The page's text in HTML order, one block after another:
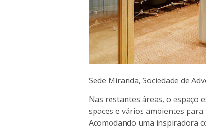
Sede Miranda, Sociedade de
Nas restantes áreas, o espaço
spaces e vários ambientes
Acomodando uma inspiradora